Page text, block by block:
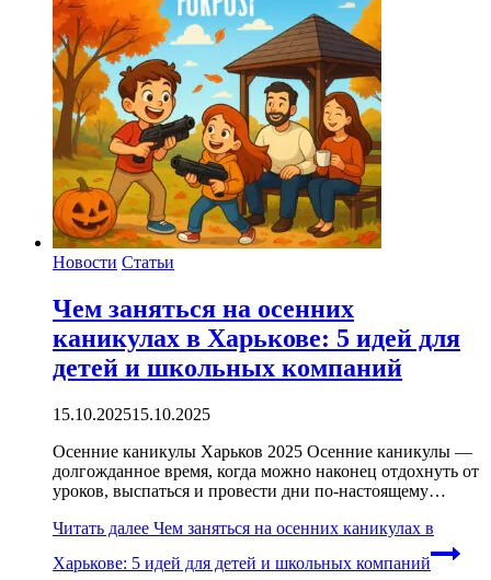
Новости Статьи
Чем заняться на осенних
каникулах в Харькове: 5 идей для
детей и школьных компаний
15.10.202515.10.2025
Осенние каникулы Харьков 2025 Осенние каникулы —
долгожданное время, когда можно наконец отдохнуть от
уроков, выспаться и провести дни по-настоящему…
Читать далее Чем заняться на осенних каникулах в
Харькове: 5 идей для детей и школьных компаний